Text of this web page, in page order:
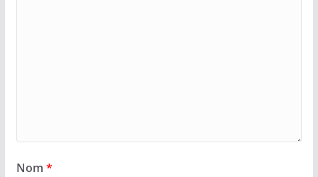
Nom *